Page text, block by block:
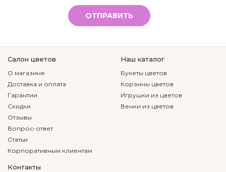
ОТПРАВИТЬ
Салон цветов
О магазине
Доставка и оплата
Гарантии
Скидки
Отзывы
Вопрос-ответ
Статьи
Корпоративным клиентам
Наш каталог
Букеты цветов
Корзины цветов
Игрушки из цветов
Венки из цветов
Контакты